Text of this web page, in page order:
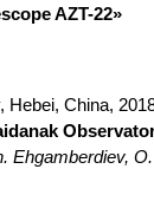
AZT-22»
Hebei, China,
Ehgamberdiev,